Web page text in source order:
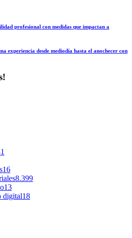
profesional con medidas que impactan a
experiencia desde mediodía hasta el anochecer con
16
8.399
13
digital18